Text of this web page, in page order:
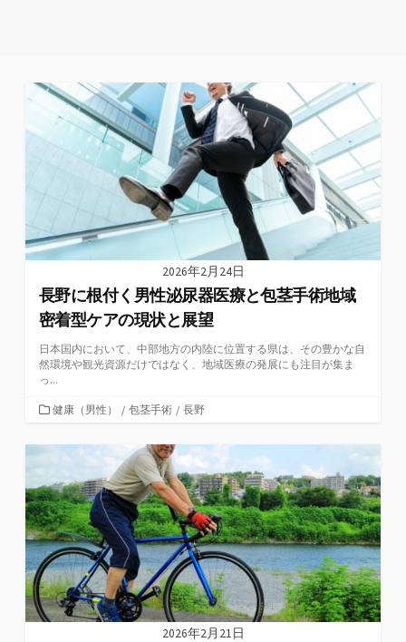
2026年2月24日
長野に根付く男性泌尿器医療と包茎手術地域
密着型ケアの現状と展望
日本国内において、中部地方の内陸に位置する県は、その豊かな自
然環境や観光資源だけではなく、地域医療の発展にも注目が集ま
っ...
カ
ゴ
健康（男性） / 包茎手術 / 長野
2026年2月21日